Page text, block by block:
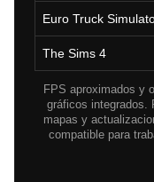
Euro Truck
The Sims 4
FPS aproximados y
gráficos integrados.
mapas y
compatible para